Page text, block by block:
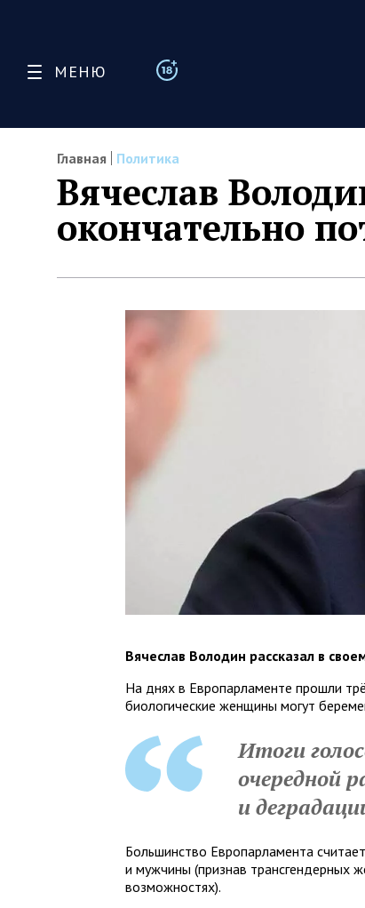
МЕНЮ
Главная Политика
Вячеслав
окончательно
Вячеслав Володин рассказал в
На днях в Европарламенте прошли
биологические женщины могут
Итоги
очередной
и
Большинство Европарламента
и мужчины (признав трансгендерных
возможностях).